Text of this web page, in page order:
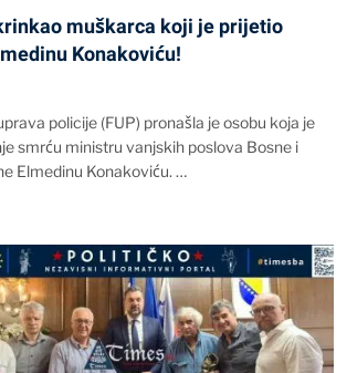
muškarca koji je prijetio
Konakoviću!
policije (FUP) pronašla je osobu koja je
smrću ministru vanjskih poslova Bosne i
Elmedinu Konakoviću. …